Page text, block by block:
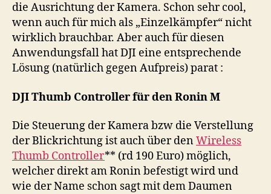
die Ausrichtung der Kamera. Schon sehr cool,
wenn auch für mich als „Einzelkämpfer“ nicht
wirklich brauchbar. Aber auch für diesen
Anwendungsfall hat DJI eine entsprechende
Lösung (natürlich gegen Aufpreis) parat :
DJI Thumb Controller für den Ronin M
Die Steuerung der Kamera bzw die Verstellung
der Blickrichtung ist auch über denWireless
Thumb Controller** (rd 190 Euro) möglich,
welcher direkt am Ronin befestigt wird und
wie der Name schon sagt mit dem Daumen